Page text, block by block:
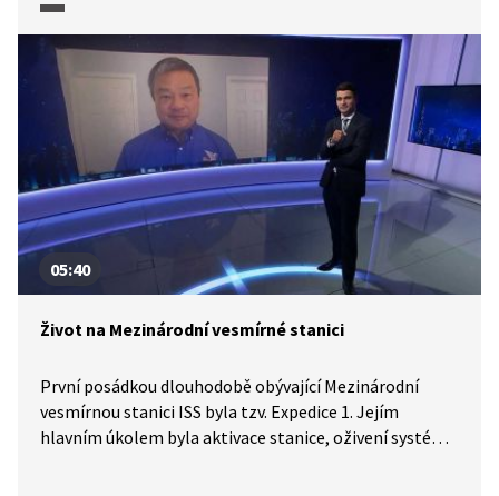
Postupně se k projektu začaly přidávat další státy.
Vlastní stavba začala v roce 1998, kdy ruská raketa
Proton vynesla na oběžnou dráhu první modul Zarja.
O významu vesmírné stanice, její konstrukci a průběhu
stavby hovoří redaktor ČT Daniel Stach s astronautem
NASA Leroyem Chiao, který byl hostem pořadu Hyde
Park Civilizace u příležitosti 20. výročí uvedení ISS
do provozu.
05:40
Život na Mezinárodní vesmírné stanici
První posádkou dlouhodobě obývající Mezinárodní
vesmírnou stanici ISS byla tzv. Expedice 1. Jejím
hlavním úkolem byla aktivace stanice, oživení systémů